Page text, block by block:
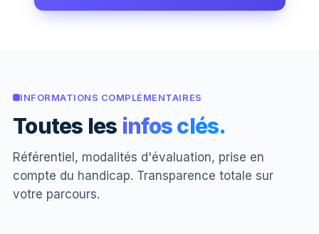
INFORMATIONS COMPLÉMENTAIRES
Toutes les infos clés.
Référentiel, modalités d'évaluation, prise en
compte du handicap. Transparence totale sur
votre parcours.